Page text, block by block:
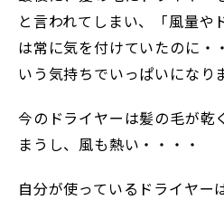
と言われてしまい、「風量や
は常に気を付けていたのに・
いう気持ちでいっぱいになり
今のドライヤーは髪の毛が乾
まうし、風も熱い・・・・
自分が使っているドライヤー